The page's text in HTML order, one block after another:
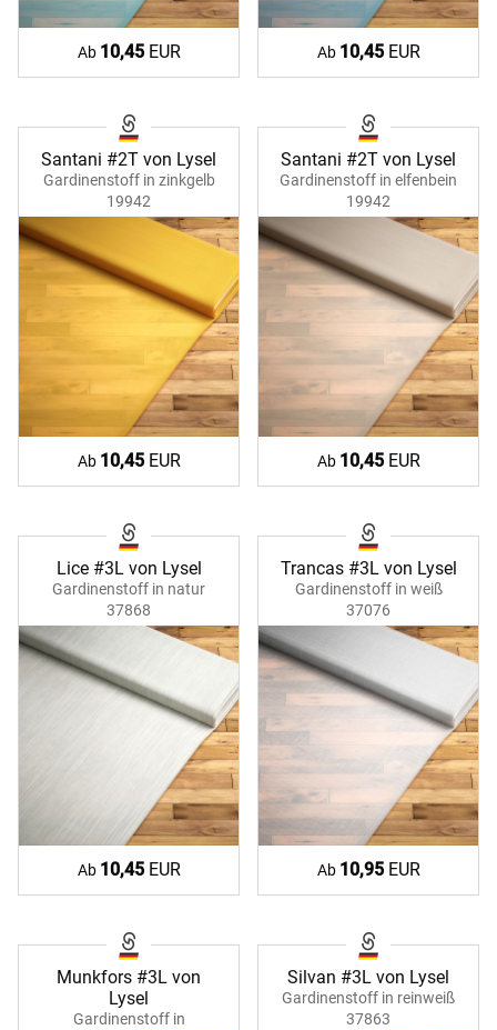
Ab 10,45EUR Ab 10,45EUR
Santani #2T von Lysel
Gardinenstoff in zinkgelb
19942
Ab 10,45EUR
Santani #2T von Lysel
Gardinenstoff in elfenbein
19942
Ab 10,45EUR
Lice #3L von Lysel
Gardinenstoff in natur
37868
Ab 10,45EUR
Trancas #3L von Lysel
Gardinenstoff in weiß
37076
Ab 10,95EUR
Munkfors #3L von
Lysel
Gardinenstoff in
Silvan #3L von Lysel
Gardinenstoff in reinweiß
37863